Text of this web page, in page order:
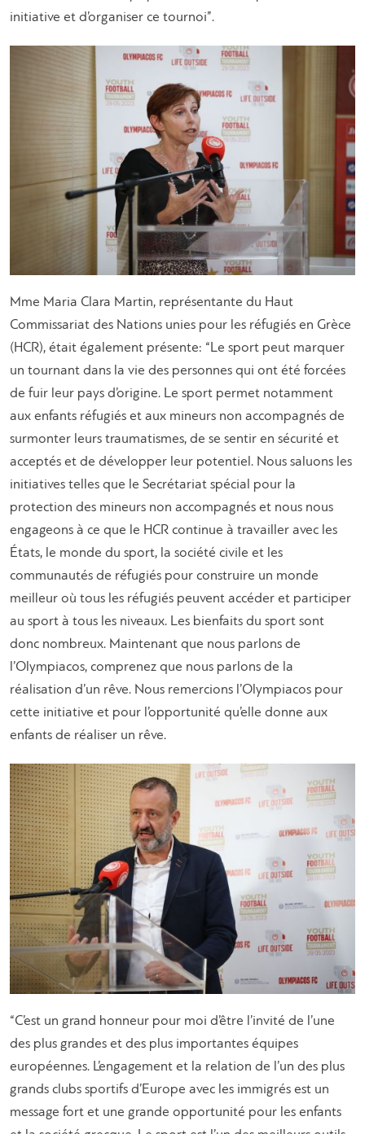
initiative et d’organiser ce tournoi”.
Mme Maria Clara Martin, représentante du Haut
Commissariat des Nations unies pour les réfugiés en Grèce
(HCR), était également présente: “Le sport peut marquer
un tournant dans la vie des personnes qui ont été forcées
de fuir leur pays d’origine. Le sport permet notamment
aux enfants réfugiés et aux mineurs non accompagnés de
surmonter leurs traumatismes, de se sentir en sécurité et
acceptés et de développer leur potentiel. Nous saluons les
initiatives telles que le Secrétariat spécial pour la
protection des mineurs non accompagnés et nous nous
engageons à ce que le HCR continue à travailler avec les
États, le monde du sport, la société civile et les
communautés de réfugiés pour construire un monde
meilleur où tous les réfugiés peuvent accéder et participer
au sport à tous les niveaux. Les bienfaits du sport sont
donc nombreux. Maintenant que nous parlons de
l’Olympiacos, comprenez que nous parlons de la
réalisation d’un rêve. Nous remercions l’Olympiacos pour
cette initiative et pour l’opportunité qu’elle donne aux
enfants de réaliser un rêve.
“C’est un grand honneur pour moi d’être l’invité de l’une
des plus grandes et des plus importantes équipes
européennes. L’engagement et la relation de l’un des plus
grands clubs sportifs d’Europe avec les immigrés est un
message fort et une grande opportunité pour les enfants